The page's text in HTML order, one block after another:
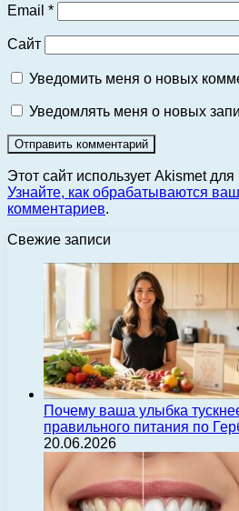
Email *
Сайт
Уведомить меня о новых
Уведомлять меня о новых
Этот сайт использует Akismet
Узнайте, как обрабатываются
комментариев.
Свежие записи
Почему ваша улыбка
правильного питания по
20.06.2026